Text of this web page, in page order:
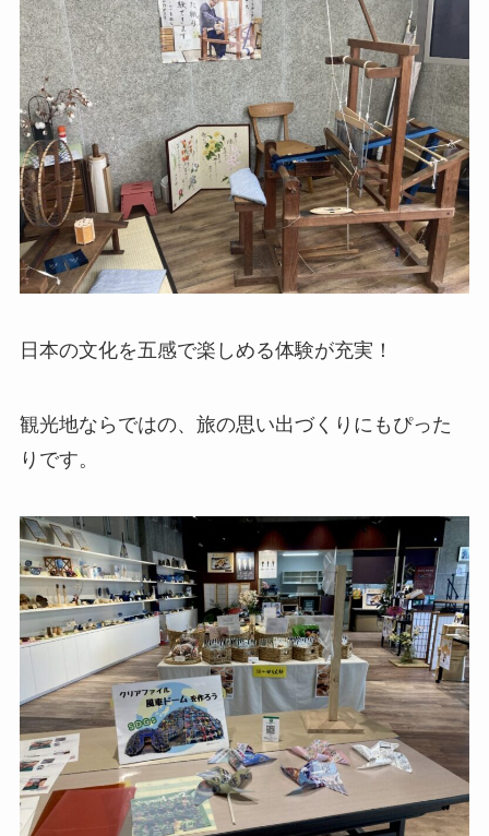
日本の文化を五感で楽しめる体験が充実！
観光地ならではの、旅の思い出づくりにもぴった
りです。